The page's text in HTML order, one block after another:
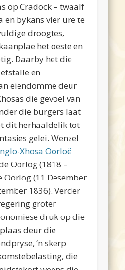
op Cradock – twaalf
en bykans vier ure te
droogtes,
het oeste en
Daarby het die
en
eiendomme deur
die gevoel van
die burgers laat
dit herhaaldelik tot
gelei. Wenzel
Xhosa Oorloë
Oorlog (1818 –
Oorlog (11 Desember
1836). Verder
groter
druk op die
deur die
‘n skerp
die